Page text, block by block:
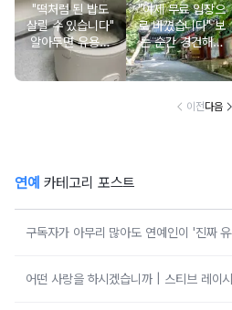
"떡처럼 된 밥도
살릴 수 있습니다"
알아두면 유용한
물 많은 진 밥 살
리는 방법
"이제 무료 입장으
로 바꼈습니다" 보
는 순간 경건해지
고 마음이 편안해
지는 사찰 여행지
이전다음
연예 카테고리 포스트
구독자가 아무리 많아도 연예인이 '진짜
어떤 사랑을 하시겠습니까 | 스티브 레이시